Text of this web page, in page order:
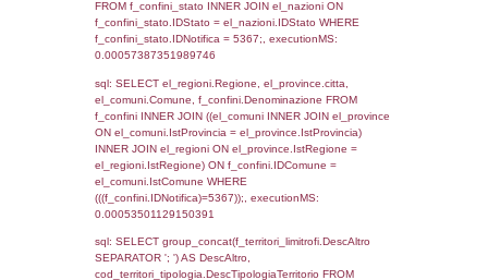
ComuneST, el_province.citta as
el_regioni.Regione as RegioneST,
as ComuneSL, el_province_1.citta as
el_regioni_1.Regione as RegioneSL FROM
(((((a1_stabilimento LEFT JOIN el_comuni
a1_stabilimento.ComuneStab =
LEFT JOIN el_province ON
= el_province.IstProvincia) LEFT JOIN
a1_stabilimento.RegioneStab =
LEFT JOIN el_comuni AS el_comuni_1 ON
a1_stabilimento.IstComuneSL =